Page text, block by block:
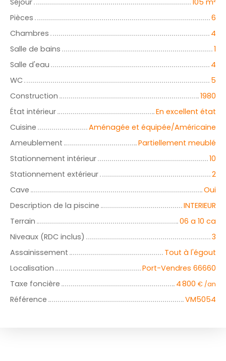
Séjour
105 m²
Pièces
6
Chambres
4
Salle de bains
1
Salle d'eau
4
WC
5
Construction
1980
État intérieur
En excellent état
Cuisine
Aménagée et équipée/Américaine
Ameublement
Partiellement meublé
Stationnement intérieur
10
Stationnement extérieur
2
Cave
Oui
Description de la piscine
INTERIEUR
Terrain
06 a 10 ca
Niveaux (RDC inclus)
3
Assainissement
Tout à l'égout
Localisation
Port-Vendres 66660
Taxe foncière
4 800 € /an
Référence VM5054